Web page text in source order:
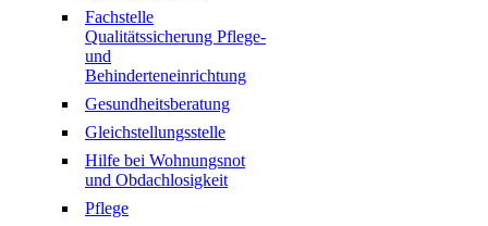
Fachstelle
Qualitätssicherung Pflege-
und
Behinderteneinrichtung
Gesundheitsberatung
Gleichstellungsstelle
Hilfe bei Wohnungsnot
und Obdachlosigkeit
Pflege